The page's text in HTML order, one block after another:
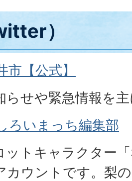
）
【公式】
らせや緊急情報を
ろいまっち編集部
ットキャラクター
カウントです。梨